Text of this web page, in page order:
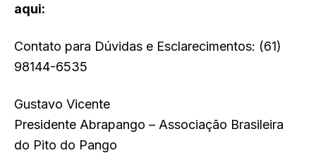
aqui:
Contato para Dúvidas e Esclarecimentos: (61)
98144-6535
Gustavo Vicente
Presidente Abrapango – Associação Brasileira
do Pito do Pango